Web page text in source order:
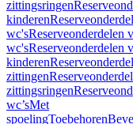
zittingsringen
kinderen
wc'sReserveonderdelen
wc'sReserveonderdelen
kinderen
zittingen
zittingsringen
wc’sMet
spoelingToebehoren